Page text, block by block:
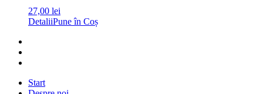
27,00 lei
DetaliiPune în Coș
Start